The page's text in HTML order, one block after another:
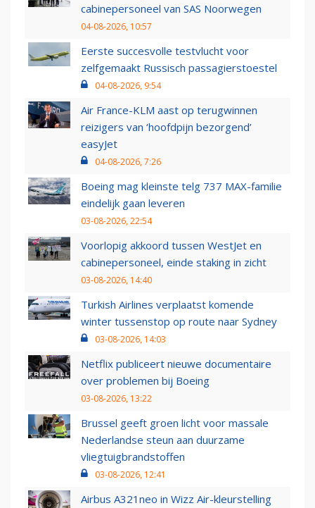
cabinepersoneel van SAS Noorwegen
04-08-2026, 10:57
Eerste succesvolle testvlucht voor
zelfgemaakt Russisch passagierstoestel
04-08-2026, 9:54
Air France-KLM aast op terugwinnen
reizigers van ‘hoofdpijn bezorgend’
easyJet
04-08-2026, 7:26
Boeing mag kleinste telg 737 MAX-familie
eindelijk gaan leveren
03-08-2026, 22:54
Voorlopig akkoord tussen WestJet en
cabinepersoneel, einde staking in zicht
03-08-2026, 14:40
Turkish Airlines verplaatst komende
winter tussenstop op route naar Sydney
03-08-2026, 14:03
Netflix publiceert nieuwe documentaire
over problemen bij Boeing
03-08-2026, 13:22
Brussel geeft groen licht voor massale
Nederlandse steun aan duurzame
vliegtuigbrandstoffen
03-08-2026, 12:41
Airbus A321neo in Wizz Air-kleurstelling